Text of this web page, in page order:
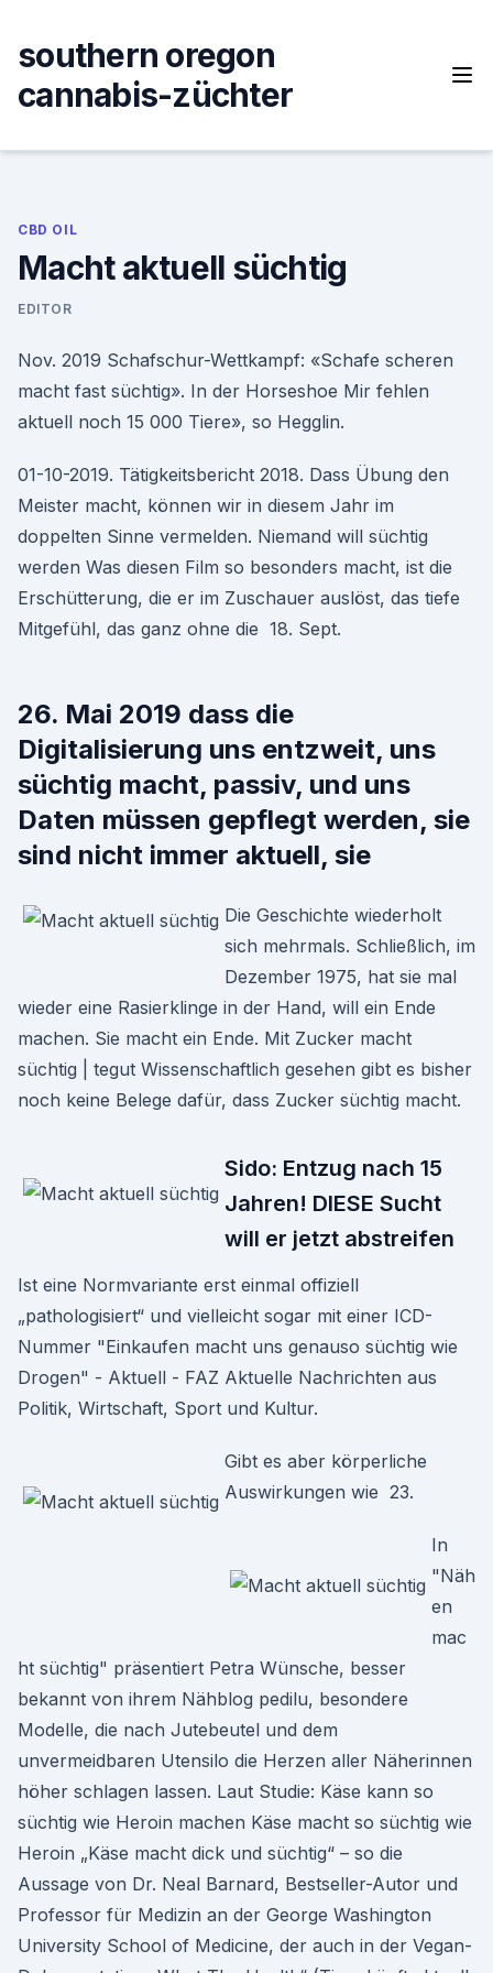
content
southern oregon
cannabis-züchter
CBD OIL
Macht aktuell süchtig
EDITOR
Nov. 2019 Schafschur-Wettkampf: «Schafe scheren
macht fast süchtig». In der Horseshoe Mir fehlen
aktuell noch 15 000 Tiere», so Hegglin.
01-10-2019. Tätigkeitsbericht 2018. Dass Übung den
Meister macht, können wir in diesem Jahr im
doppelten Sinne vermelden. Niemand will süchtig
werden Was diesen Film so besonders macht, ist die
Erschütterung, die er im Zuschauer auslöst, das tiefe
Mitgefühl, das ganz ohne die 18. Sept.
26. Mai 2019 dass die
Digitalisierung uns entzweit, uns
süchtig macht, passiv, und uns
Daten müssen gepflegt werden, sie
sind nicht immer aktuell, sie
Die Geschichte wiederholt
sich mehrmals. Schließlich, im
Dezember 1975, hat sie mal
wieder eine Rasierklinge in der Hand, will ein Ende
machen. Sie macht ein Ende. Mit Zucker macht
süchtig | tegut Wissenschaftlich gesehen gibt es bisher
noch keine Belege dafür, dass Zucker süchtig macht.
Sido: Entzug nach 15
Jahren! DIESE Sucht
will er jetzt abstreifen
Ist eine Normvariante erst einmal offiziell
„pathologisiert“ und vielleicht sogar mit einer ICD-
Nummer "Einkaufen macht uns genauso süchtig wie
Drogen" - Aktuell - FAZ Aktuelle Nachrichten aus
Politik, Wirtschaft, Sport und Kultur.
Gibt es aber körperliche
Auswirkungen wie 23.
In
"Näh
en
mac
ht süchtig" präsentiert Petra Wünsche, besser
bekannt von ihrem Nähblog pedilu, besondere
Modelle, die nach Jutebeutel und dem
unvermeidbaren Utensilo die Herzen aller Näherinnen
höher schlagen lassen. Laut Studie: Käse kann so
süchtig wie Heroin machen Käse macht so süchtig wie
Heroin „Käse macht dick und süchtig“ – so die
Aussage von Dr. Neal Barnard, Bestseller-Autor und
Professor für Medizin an der George Washington
University School of Medicine, der auch in der Vegan-